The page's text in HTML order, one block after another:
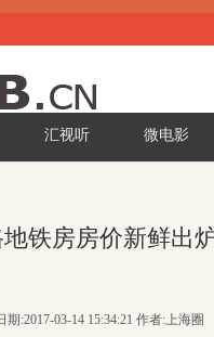
汇视听 微电影
铁房房价新鲜出
期:2017-03-14 15:34:21 作者:上海圈